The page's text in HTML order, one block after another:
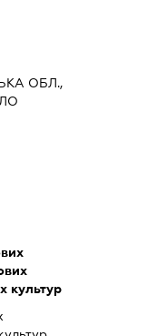
ОБЛ.,
культур